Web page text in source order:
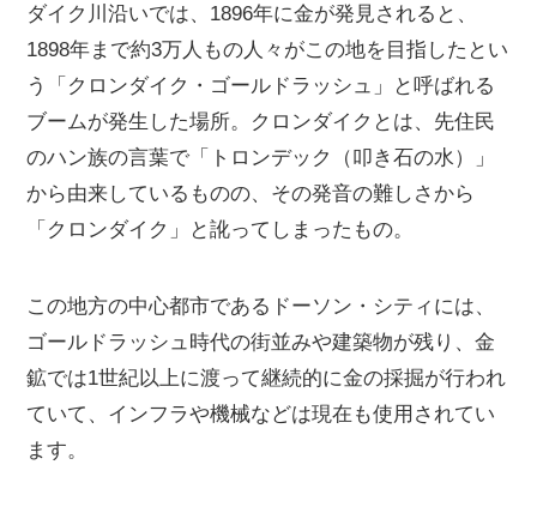
ダイク川沿いでは、1896年に金が発見されると、
1898年まで約3万人もの人々がこの地を目指したとい
う「クロンダイク・ゴールドラッシュ」と呼ばれる
ブームが発生した場所。クロンダイクとは、先住民
のハン族の言葉で「トロンデック（叩き石の水）」
から由来しているものの、その発音の難しさから
「クロンダイク」と訛ってしまったもの。
この地方の中心都市であるドーソン・シティには、
ゴールドラッシュ時代の街並みや建築物が残り、金
鉱では1世紀以上に渡って継続的に金の採掘が行われ
ていて、インフラや機械などは現在も使用されてい
ます。